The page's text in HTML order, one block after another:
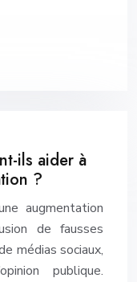
ils aider à
?
augmentation
de fausses
médias sociaux,
publique.